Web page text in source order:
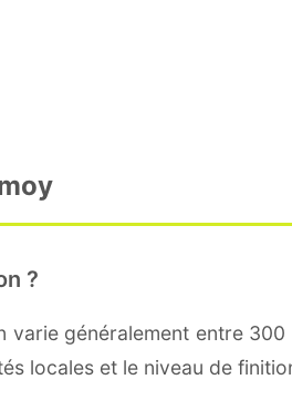
?
varie généralement entre
locales et le niveau de